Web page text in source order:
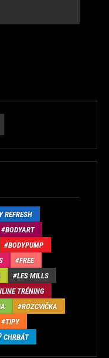
REFRESH
BODYART
BODYPUMP
FREE
LES MILLS
TRÉNING
ROZCVIČKA
TIPY
CHRBÁT